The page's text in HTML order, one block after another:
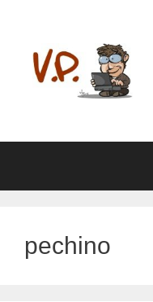
contenuto
pechino